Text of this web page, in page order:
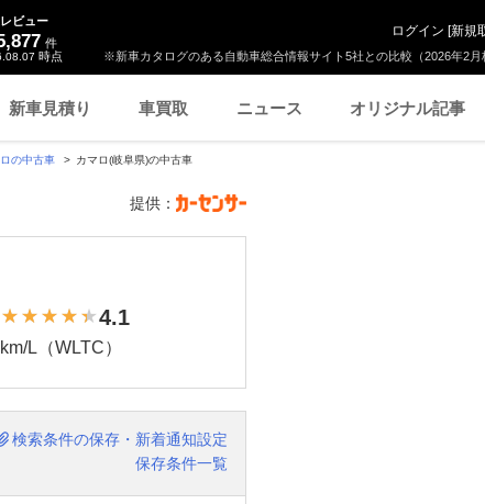
※新車カタログのある自動車総合情報サイト5社との比較（2026年2月
ビュー
件
時点
ログイン [新規
新車見積り 車買取 ニュース オリジナル記事
の中古車 カマロ(岐阜県)の中古車
提供：
4.1
km/L（WLTC）
検索条件の保存・新着通知設定
保存条件一覧